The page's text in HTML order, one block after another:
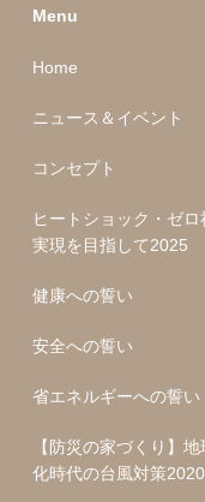
Menu
Home
ニュース＆イベント
コンセプト
ヒートショック・ゼロ
実現を目指して2025
健康への誓い
安全への誓い
省エネルギーへの誓い
【防災の家づくり】
化時代の台風対策2020